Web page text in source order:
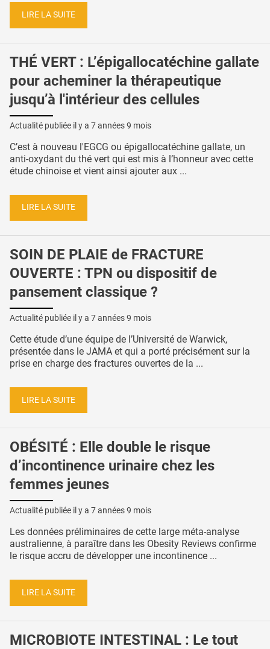
LIRE LA SUITE
THÉ VERT : L’épigallocatéchine gallate
pour acheminer la thérapeutique
jusqu’à l'intérieur des cellules
Actualité publiée il y a 7 années 9 mois
C’est à nouveau l'EGCG ou épigallocatéchine gallate, un
anti-oxydant du thé vert qui est mis à l’honneur avec cette
étude chinoise et vient ainsi ajouter aux ...
LIRE LA SUITE
SOIN DE PLAIE de FRACTURE
OUVERTE : TPN ou dispositif de
pansement classique ?
Actualité publiée il y a 7 années 9 mois
Cette étude d’une équipe de l’Université de Warwick,
présentée dans le JAMA et qui a porté précisément sur la
prise en charge des fractures ouvertes de la ...
LIRE LA SUITE
OBÉSITÉ : Elle double le risque
d’incontinence urinaire chez les
femmes jeunes
Actualité publiée il y a 7 années 9 mois
Les données préliminaires de cette large méta-analyse
australienne, à paraître dans les Obesity Reviews confirme
le risque accru de développer une incontinence ...
LIRE LA SUITE
MICROBIOTE INTESTINAL : Le tout